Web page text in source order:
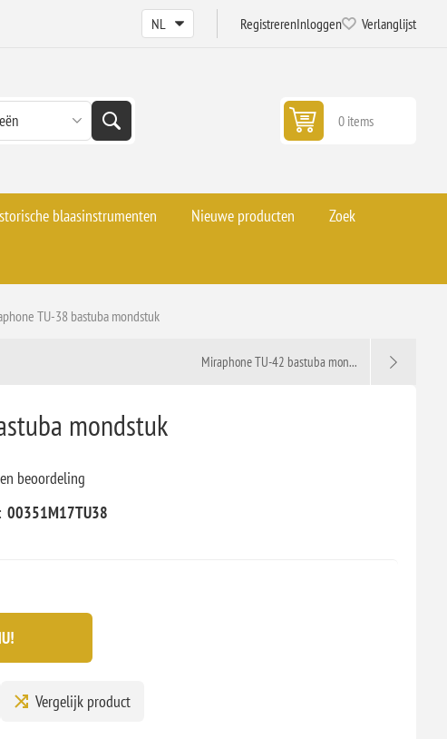
RegistrerenInloggen Verlanglijst
0 items
blaasinstrumenten Nieuwe producten Zoek
TU-38 bastuba mondstuk
Miraphone TU-42 bastuba mon...
mondstuk
beoordeling
00351M17TU38
Vergelijk product